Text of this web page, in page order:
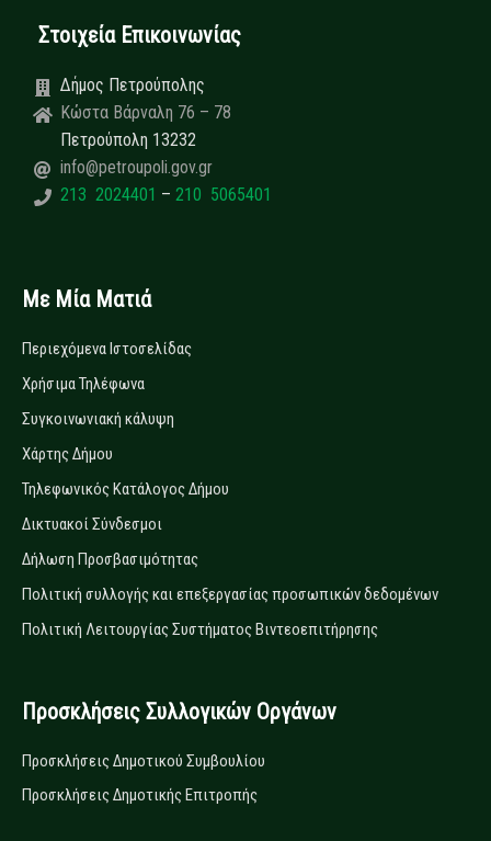
Στοιχεία Επικοινωνίας
Δήμος Πετρούπολης
Κώστα Βάρναλη 76 – 78
Πετρούπολη 13232
info@petroupoli.gov.gr
213 2024401 – 210 5065401
Με Μία Ματιά
Περιεχόμενα Ιστοσελίδας
Χρήσιμα Τηλέφωνα
Συγκοινωνιακή κάλυψη
Χάρτης Δήμου
Τηλεφωνικός Κατάλογος Δήμου
Δικτυακοί Σύνδεσμοι
Δήλωση Προσβασιμότητας
Πολιτική συλλογής και επεξεργασίας προσωπικών δεδομένων
Πολιτική Λειτουργίας Συστήματος Βιντεοεπιτήρησης
Προσκλήσεις Συλλογικών Οργάνων
Προσκλήσεις Δημοτικού Συμβουλίου
Προσκλήσεις Δημοτικής Επιτροπής